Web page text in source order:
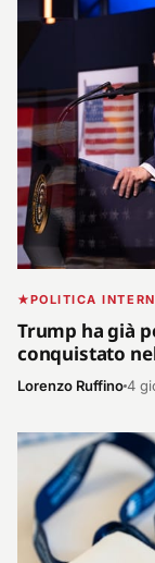
POLITICA
Trump ha già
conquistato
Lorenzo Ruffino4